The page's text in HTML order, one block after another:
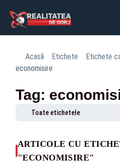
Acasă Etichete
Etichete
economisire
Tag:
Toate etichetele
ARTICOLE CU
"ECONOMISIRE"